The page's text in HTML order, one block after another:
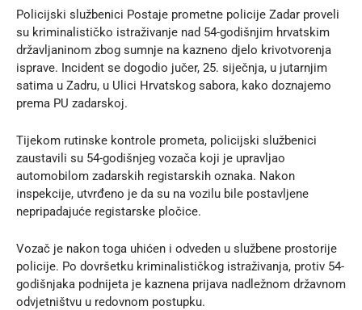
Policijski službenici Postaje prometne policije Zadar proveli
su kriminalističko istraživanje nad 54-godišnjim hrvatskim
državljaninom zbog sumnje na kazneno djelo krivotvorenja
isprave. Incident se dogodio jučer, 25. siječnja, u jutarnjim
satima u Zadru, u Ulici Hrvatskog sabora, kako doznajemo
prema PU zadarskoj.
Tijekom rutinske kontrole prometa, policijski službenici
zaustavili su 54-godišnjeg vozača koji je upravljao
automobilom zadarskih registarskih oznaka. Nakon
inspekcije, utvrđeno je da su na vozilu bile postavljene
nepripadajuće registarske pločice.
Vozač je nakon toga uhićen i odveden u službene prostorije
policije. Po dovršetku kriminalističkog istraživanja, protiv 54-
godišnjaka podnijeta je kaznena prijava nadležnom državnom
odvjetništvu u redovnom postupku.